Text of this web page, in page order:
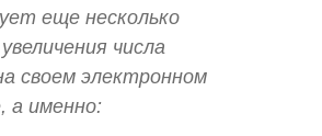
еще несколько
числа
своем электронном
а именно: